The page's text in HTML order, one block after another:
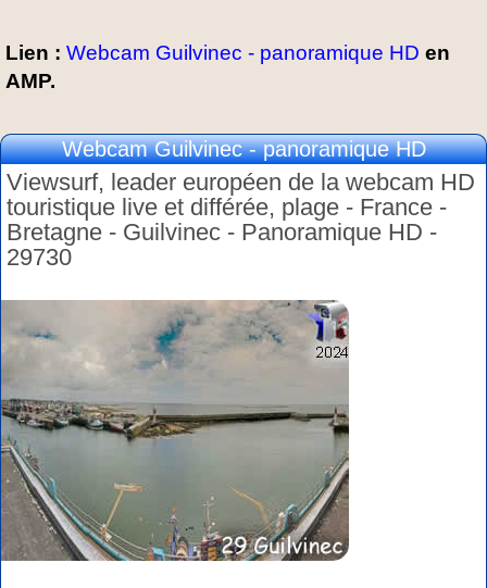
Lien : Webcam Guilvinec - panoramique HD en
AMP.
Webcam Guilvinec - panoramique HD
Viewsurf, leader européen de la webcam HD
touristique live et différée, plage - France -
Bretagne - Guilvinec - Panoramique HD -
29730